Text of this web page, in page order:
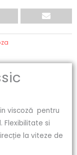
viscoză pentru
Flexibilitate si
la viteze de